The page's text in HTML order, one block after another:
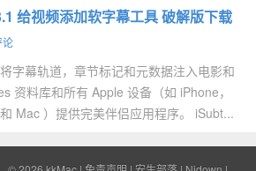
给视频添加软字幕工具 破解版下载
论
字幕轨道，章节标记和元数据注入电影和
资料库和所有 Apple 设备（如 iPhone，
Mac ）提供完美伴侣应用程序。 iSubt...